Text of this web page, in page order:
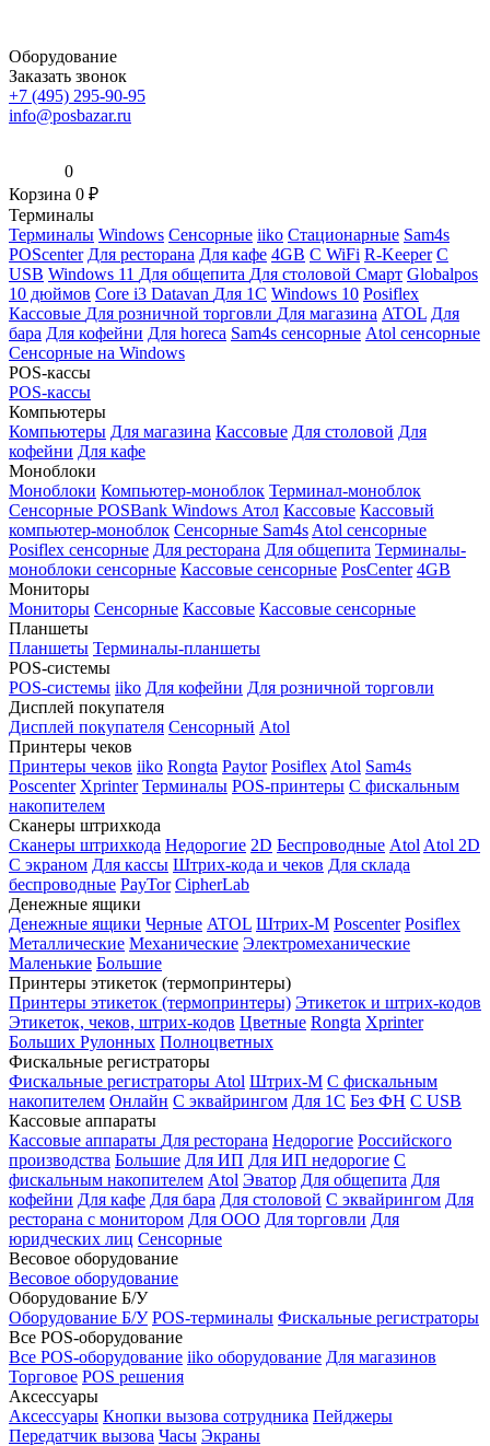
Оборудование
Заказать звонок
+7 (495) 295-90-95
info@posbazar.ru
0
Корзина 0 ₽
Терминалы
Терминалы Windows Сенсорные iiko Стационарные Sam4s
POScenter Для ресторана Для кафе 4GB С WiFi R-Keeper С
USB Windows 11 Для общепита Для столовой Смарт Globalpos
10 дюймов Core i3 Datavan Для 1С Windows 10 Posiflex
Кассовые Для розничной торговли Для магазина ATOL Для
бара Для кофейни Для horeca Sam4s сенсорные Atol сенсорные
Сенсорные на Windows
POS-кассы
POS-кассы
Компьютеры
Компьютеры Для магазина Кассовые Для столовой Для
кофейни Для кафе
Моноблоки
Моноблоки Компьютер-моноблок Терминал-моноблок
Сенсорные POSBank Windows Атол Кассовые Кассовый
компьютер-моноблок Сенсорные Sam4s Atol сенсорные
Posiflex сенсорные Для ресторана Для общепита Терминалы-
моноблоки сенсорные Кассовые сенсорные PosCenter 4GB
Мониторы
Мониторы Сенсорные Кассовые Кассовые сенсорные
Планшеты
Планшеты Терминалы-планшеты
POS-системы
POS-системы iiko Для кофейни Для розничной торговли
Дисплей покупателя
Дисплей покупателя Сенсорный Atol
Принтеры чеков
Принтеры чеков iiko Rongta Paytor Posiflex Atol Sam4s
Poscenter Xprinter Терминалы POS-принтеры С фискальным
накопителем
Сканеры штрихкода
Сканеры штрихкода Недорогие 2D Беспроводные Atol Atol 2D
С экраном Для кассы Штрих-кода и чеков Для склада
беспроводные PayTor CipherLab
Денежные ящики
Денежные ящики Черные ATOL Штрих-М Poscenter Posiflex
Металлические Механические Электромеханические
Маленькие Большие
Принтеры этикеток (термопринтеры)
Принтеры этикеток (термопринтеры) Этикеток и штрих-кодов
Этикеток, чеков, штрих-кодов Цветные Rongta Xprinter
Больших Рулонных Полноцветных
Фискальные регистраторы
Фискальные регистраторы Atol Штрих-М С фискальным
накопителем Онлайн С эквайрингом Для 1С Без ФН С USB
Кассовые аппараты
Кассовые аппараты Для ресторана Недорогие Российского
производства Большие Для ИП Для ИП недорогие С
фискальным накопителем Atol Эватор Для общепита Для
кофейни Для кафе Для бара Для столовой С эквайрингом Для
ресторана с монитором Для ООО Для торговли Для
юридческих лиц Сенсорные
Весовое оборудование
Весовое оборудование
Оборудование Б/У
Оборудование Б/У POS-терминалы Фискальные регистраторы
Все POS-оборудование
Все POS-оборудование iiko оборудование Для магазинов
Торговое POS решения
Аксессуары
Аксессуары Кнопки вызова сотрудника Пейджеры
Передатчик вызова Часы Экраны